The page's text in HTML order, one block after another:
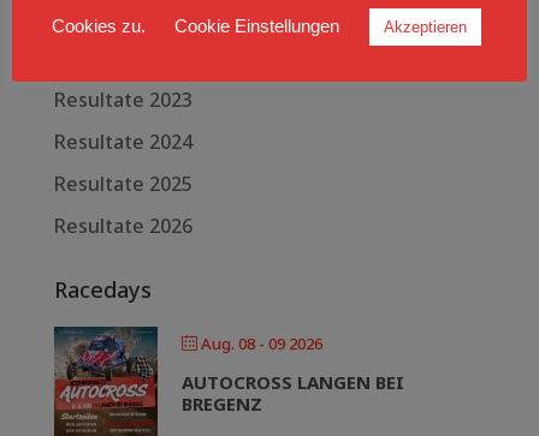
Resultate 2021
Resultate 2023
Resultate 2024
Resultate 2025
Resultate 2026
Racedays
Aug. 08 - 09 2026
AUTOCROSS LANGEN BEI
BREGENZ
Cookies zu.
Cookie Einstellungen Akzeptieren